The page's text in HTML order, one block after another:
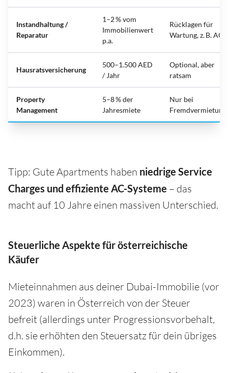
Instandhaltung /
Reparatur
1–2 % vom
Immobilienwert
p.a.
Rücklagen für
Wartung, z. B. AC
Hausratsversicherung
500–1.500 AED
/ Jahr
Optional, aber
ratsam
Property
Management
5–8 % der
Jahresmiete
Nur bei
Fremdvermietung
Tipp: Gute Apartments haben niedrige Service
Charges und effiziente AC-Systeme – das
macht auf 10 Jahre einen massiven Unterschied.
Steuerliche Aspekte für österreichische
Käufer
Mieteinnahmen aus deiner Dubai-Immobilie (vor
2023) waren in Österreich von der Steuer
befreit (allerdings unter Progressionsvorbehalt,
d.h. sie erhöhten den Steuersatz für dein übriges
Einkommen).